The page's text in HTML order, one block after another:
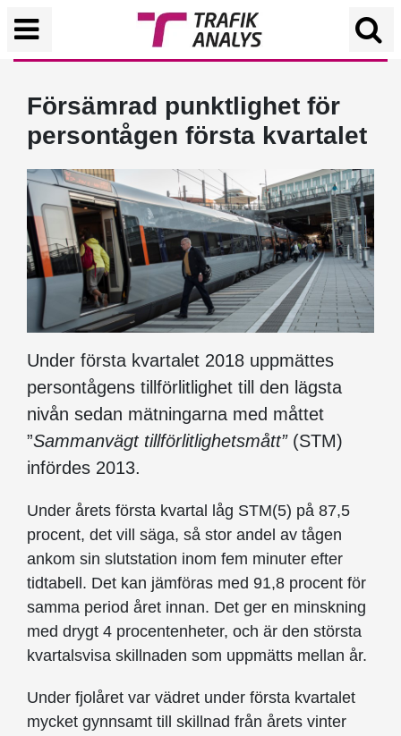
Försämrad punktlighet för
persontågen första kvartalet
Under första kvartalet 2018 uppmättes
persontågens tillförlitlighet till den lägsta
nivån sedan mätningarna med måttet
”Sammanvägt tillförlitlighetsmått”(STM)
infördes 2013.
Under årets första kvartal låg STM(5) på 87,5
procent, det vill säga, så stor andel av tågen
ankom sin slutstation inom fem minuter efter
tidtabell. Det kan jämföras med 91,8 procent för
samma period året innan. Det ger en minskning
med drygt 4 procentenheter, och är den största
kvartalsvisa skillnaden som uppmätts mellan år.
Under fjolåret var vädret under första kvartalet
mycket gynnsamt till skillnad från årets vinter